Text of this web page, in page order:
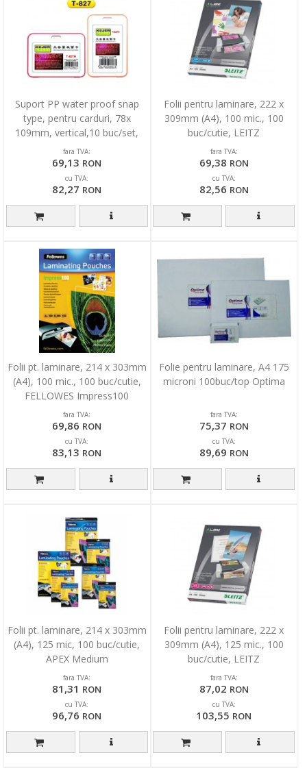
Suport PP water proof snap
type, pentru carduri, 78x
109mm, vertical,10 buc/set,
KEJEA -rosu
fara TVA:
69,13 RON
cu TVA:
82,27 RON
Folii pentru laminare, 222 x
309mm (A4), 100 mic., 100
buc/cutie, LEITZ
fara TVA:
69,38 RON
cu TVA:
82,56 RON
Folii pt. laminare, 214 x 303mm
(A4), 100 mic., 100 buc/cutie,
FELLOWES Impress100
fara TVA:
69,86 RON
cu TVA:
83,13 RON
Folie pentru laminare, A4 175
microni 100buc/top Optima
fara TVA:
75,37 RON
cu TVA:
89,69 RON
Folii pt. laminare, 214 x 303mm
(A4), 125 mic, 100 buc/cutie,
APEX Medium
fara TVA:
81,31 RON
cu TVA:
96,76 RON
Folii pentru laminare, 222 x
309mm (A4), 125 mic., 100
buc/cutie, LEITZ
fara TVA:
87,02 RON
cu TVA:
103,55 RON